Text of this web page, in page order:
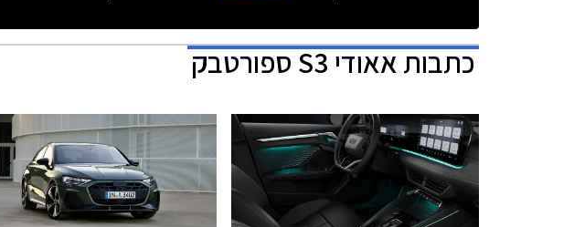
כתבותאאודי S3 ספורטבק